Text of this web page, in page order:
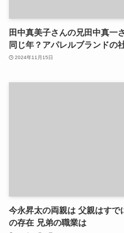
田中真美子さんの兄田中真一
同じ年？アパレルブランドの
2024年11月15日
今永昇太の両親は 父親はすで
の存在 兄弟の職業は